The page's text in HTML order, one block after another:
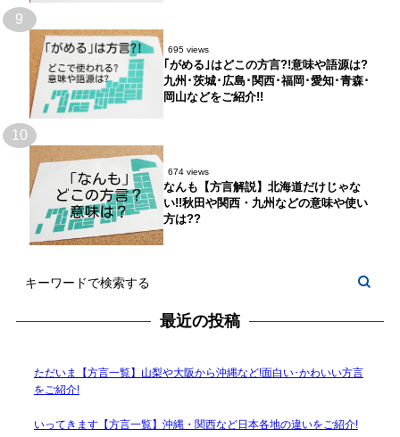
9
695 views
｢がめる｣はどこの方言?!意味や語源は?
九州･茨城･広島･関西･福岡･愛知･青森･
岡山などをご紹介!!
10
674 views
なんも【方言解説】北海道だけじゃな
い!!秋田や関西・九州などの意味や使い
方は??
最近の投稿
ただいま【方言一覧】山梨や大阪から沖縄など!面白い･かわいい方言
をご紹介!
いってきます【方言一覧】沖縄・関西など日本各地の違いをご紹介!